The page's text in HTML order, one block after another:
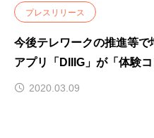
プレスリリース
今後テレワークの推進等で
アプリ「DIIIG」が「体験
ス」へ｜2020年4月上旬に
2020.03.09